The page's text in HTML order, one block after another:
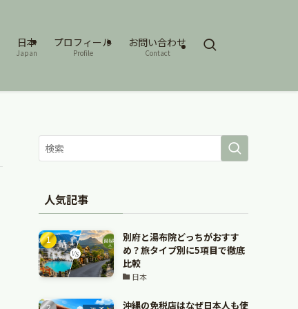
日本
Japan
プロフィール
Profile
お問い合わせ
Contact
人気記事
別府と湯布院どっちがおすす
め？旅タイプ別に5項目で徹底
比較
日本
沖縄の免税店はなぜ日本人も使